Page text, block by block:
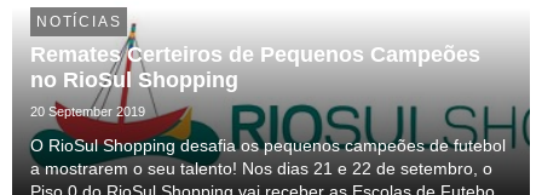
NOTÍCIAS
Remates Certeiros de Pequenos Campeões
no RioSul Shopping
20 September 2019
O RioSul Shopping desafia os pequenos campeões de futebol
a mostrarem o seu talento! Nos dias 21 e 22 de setembro, o